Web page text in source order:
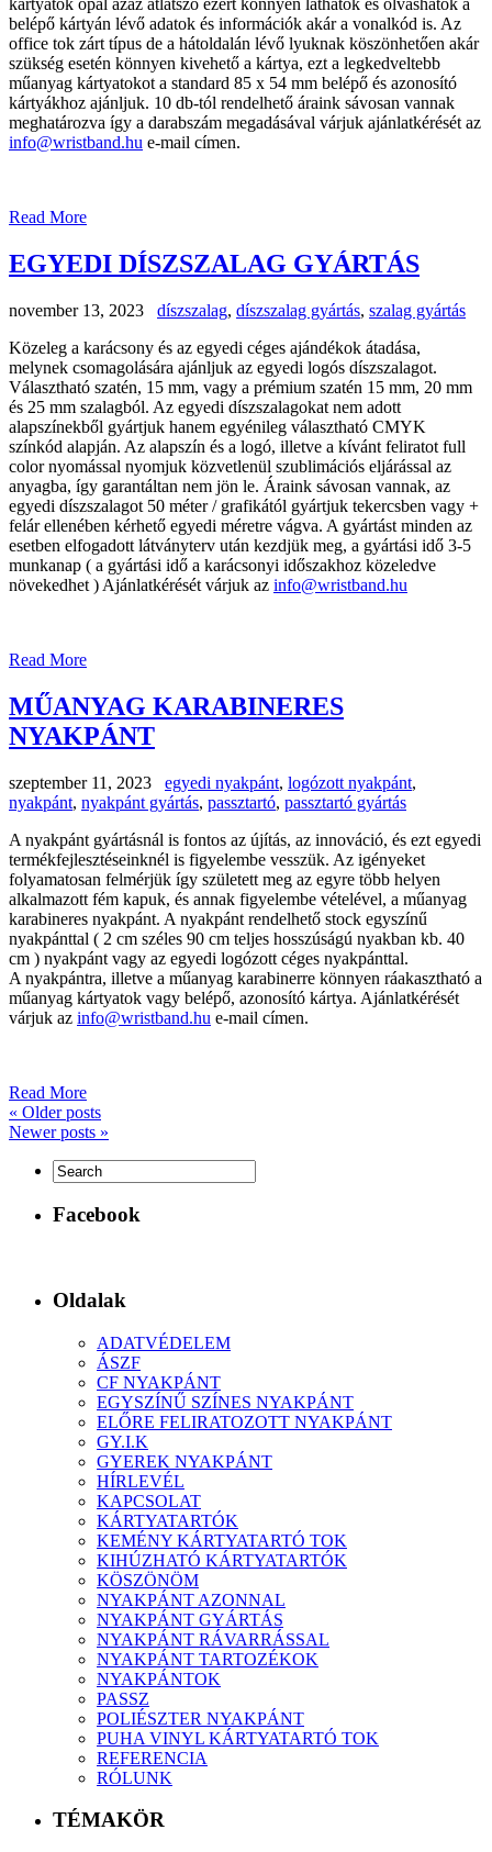
kártyatok opál azaz átlátszó ezért könnyen láthatók és olvashatók a
belépő kártyán lévő adatok és információk akár a vonalkód is. Az
office tok zárt típus de a hátoldalán lévő lyuknak köszönhetően akár
szükség esetén könnyen kivehető a kártya, ezt a legkedveltebb
műanyag kártyatokot a standard 85 x 54 mm belépő és azonosító
kártyákhoz ajánljuk. 10 db-tól rendelhető áraink sávosan vannak
meghatározva így a darabszám megadásával várjuk ajánlatkérését az
info@wristband.hu e-mail címen.
Read More
EGYEDI DÍSZSZALAG GYÁRTÁS
november 13, 2023 díszszalag, díszszalag gyártás, szalag gyártás
Közeleg a karácsony és az egyedi céges ajándékok átadása,
melynek csomagolására ajánljuk az egyedi logós díszszalagot.
Választható szatén, 15 mm, vagy a prémium szatén 15 mm, 20 mm
és 25 mm szalagból. Az egyedi díszszalagokat nem adott
alapszínekből gyártjuk hanem egyénileg választható CMYK
színkód alapján. Az alapszín és a logó, illetve a kívánt feliratot full
color nyomással nyomjuk közvetlenül szublimációs eljárással az
anyagba, így garantáltan nem jön le. Áraink sávosan vannak, az
egyedi díszszalagot 50 méter / grafikától gyártjuk tekercsben vagy +
felár ellenében kérhető egyedi méretre vágva. A gyártást minden az
esetben elfogadott látványterv után kezdjük meg, a gyártási idő 3-5
munkanap ( a gyártási idő a karácsonyi időszakhoz közeledve
növekedhet ) Ajánlatkérését várjuk az info@wristband.hu
Read More
MŰANYAG KARABINERES
NYAKPÁNT
szeptember 11, 2023 egyedi nyakpánt, logózott nyakpánt,
nyakpánt, nyakpánt gyártás, passztartó, passztartó gyártás
A nyakpánt gyártásnál is fontos az újítás, az innováció, és ezt egyedi
termékfejlesztéseinknél is figyelembe vesszük. Az igényeket
folyamatosan felmérjük így született meg az egyre több helyen
alkalmazott fém kapuk, és annak figyelembe vételével, a műanyag
karabineres nyakpánt. A nyakpánt rendelhető stock egyszínű
nyakpánttal ( 2 cm széles 90 cm teljes hosszúságú nyakban kb. 40
cm ) nyakpánt vagy az egyedi logózott céges nyakpánttal.
A nyakpántra, illetve a műanyag karabinerre könnyen ráakasztható a
műanyag kártyatok vagy belépő, azonosító kártya. Ajánlatkérését
várjuk az info@wristband.hu e-mail címen.
Read More
« Older posts
Newer posts »
Facebook
Oldalak
ADATVÉDELEM
ÁSZF
CF NYAKPÁNT
EGYSZÍNŰ SZÍNES NYAKPÁNT
ELŐRE FELIRATOZOTT NYAKPÁNT
GY.I.K
GYEREK NYAKPÁNT
HÍRLEVÉL
KAPCSOLAT
KÁRTYATARTÓK
KEMÉNY KÁRTYATARTÓ TOK
KIHÚZHATÓ KÁRTYATARTÓK
KÖSZÖNÖM
NYAKPÁNT AZONNAL
NYAKPÁNT GYÁRTÁS
NYAKPÁNT RÁVARRÁSSAL
NYAKPÁNT TARTOZÉKOK
NYAKPÁNTOK
PASSZ
POLIÉSZTER NYAKPÁNT
PUHA VINYL KÁRTYATARTÓ TOK
REFERENCIA
RÓLUNK
TÉMAKÖR